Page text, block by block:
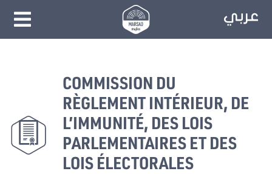
COMMISSION DU
RÈGLEMENT INTÉRIEUR, DE
L’IMMUNITÉ, DES LOIS
PARLEMENTAIRES ET DES
LOIS ÉLECTORALES